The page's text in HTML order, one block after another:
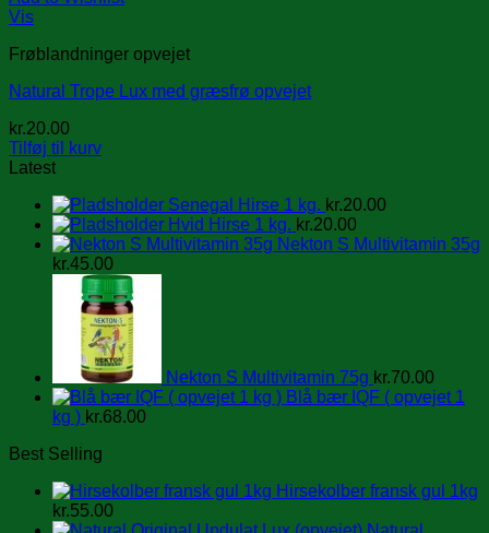
Vis
Frøblandninger opvejet
Natural Trope Lux med græsfrø opvejet
kr.20.00
Tilføj til kurv
Latest
Senegal Hirse 1 kg. kr.20.00
Hvid Hirse 1 kg. kr.20.00
Nekton S Multivitamin 35g
kr.45.00
Nekton S Multivitamin 75g kr.70.00
Blå bær IQF ( opvejet 1
kg ) kr.68.00
Best Selling
Hirsekolber fransk gul 1kg
kr.55.00